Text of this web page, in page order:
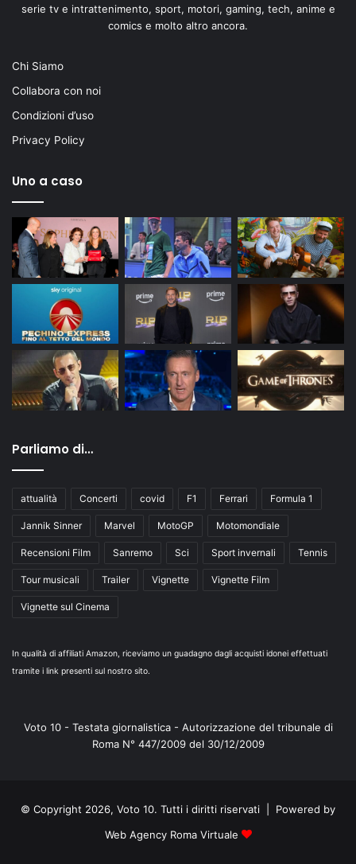
serie tv e intrattenimento, sport, motori, gaming, tech, anime e
comics e molto altro ancora.
Chi Siamo
Collabora con noi
Condizioni d’uso
Privacy Policy
Uno a caso
Parliamo di…
attualità Concerti covid F1 Ferrari Formula 1
Jannik Sinner Marvel MotoGP Motomondiale
Recensioni Film Sanremo Sci Sport invernali Tennis
Tour musicali Trailer Vignette Vignette Film
Vignette sul Cinema
In qualità di affiliati Amazon, riceviamo un guadagno dagli acquisti idonei effettuati
tramite i link presenti sul nostro sito.
Voto 10 - Testata giornalistica - Autorizzazione del tribunale di
Roma N° 447/2009 del 30/12/2009
© Copyright 2026, Voto 10. Tutti i diritti riservati | Powered by
Web Agency Roma Virtuale